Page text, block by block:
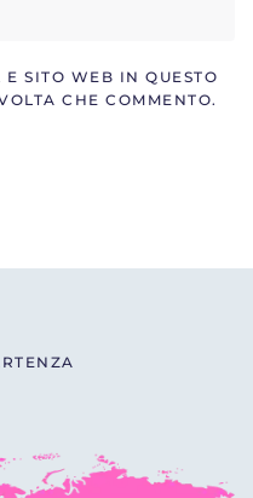
SITO WEB IN QUESTO
CHE COMMENTO.